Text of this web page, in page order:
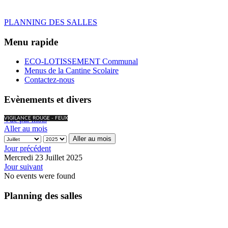
PLANNING DES SALLES
Menu rapide
ECO-LOTISSEMENT Communal
Menus de la Cantine Scolaire
Contactez-nous
Evènements et divers
VIGILANCE ROUGE - FEUX
Vue par mois
Aller au mois
Aller au mois
Jour précédent
Mercredi 23 Juillet 2025
Jour suivant
No events were found
Planning des salles